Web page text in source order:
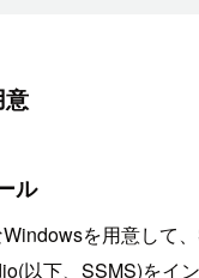
意
ル
を用意して
以下、SSMS)をイ